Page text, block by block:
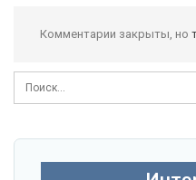
Комментарии закрыты, но